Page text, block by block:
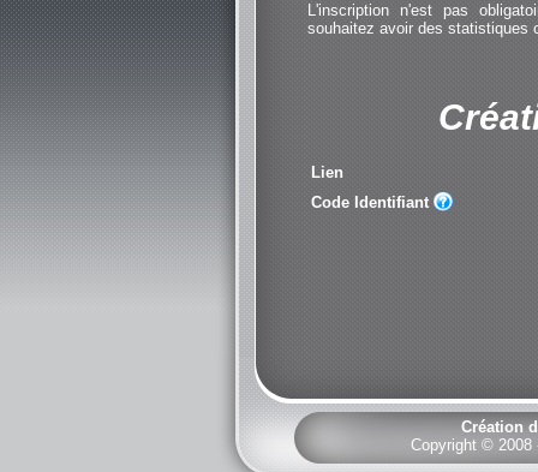
L'inscription n'est pas
souhaitez avoir des statistiques
Lien
Code Identifiant
Création
Copyright © 2008